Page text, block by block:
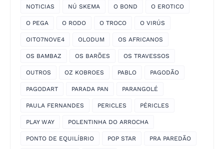
NOTICIAS NÚ SKEMA O BOND O EROTICO
O PEGA O RODO O TROCO O VIRÚS
OITO7NOVE4 OLODUM OS AFRICANOS
OS BAMBAZ OS BARÕES OS TRAVESSOS
OUTROS OZ KOBROES PABLO PAGODÃO
PAGODART PARADA PAN PARANGOLÉ
PAULA FERNANDES PERICLES PÉRICLES
PLAY WAY POLENTINHA DO ARROCHA
PONTO DE EQUILÍBRIO POP STAR PRA PAREDÃO